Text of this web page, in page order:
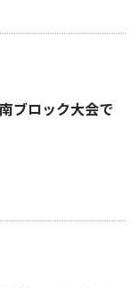
ブロック大会で